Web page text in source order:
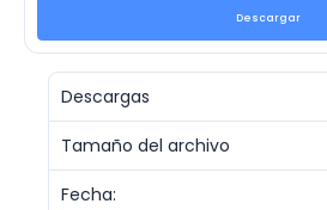
Descargar
Descargas
Tamaño del archivo
Fecha: